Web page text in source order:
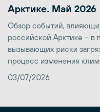
Арктике. Май 2026
Обзор событий,
российской Арктике – в
вызывающих риски
процесс изменения
03/07/2026